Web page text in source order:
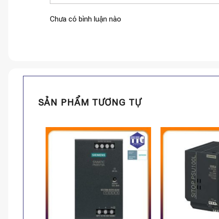
Chưa có bình luận nào
SẢN PHẨM TƯƠNG TỰ